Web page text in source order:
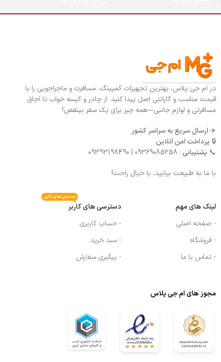
در ام جی پلاس، بهترین تجهیزات کمپینگ، مسافرت و ماجراجویی را با
قیمت مناسب و گارانتی اصل پیدا کنید. از چادر و کیسه خواب تا اجاق
مسافرتی و لوازم جانبی—همه چیز برای یک سفر بینقص!
✈️ ارسال سریع به سراسر کشور
🔒 پرداخت امن آنلاین
📞 پشتیبانی: 09369085258 | 09393198490
با ما به طبیعت بیایید، با خیال راحت!
لینک های مهم
- صفحه اصلی
- فروشگاه
- تماس با ما
دسترسی های کاربر
دسترسی های کاربر
- حساب کاربری
- سبد خرید
- پیگیری سفارش
مجوز های ام جی پلاس